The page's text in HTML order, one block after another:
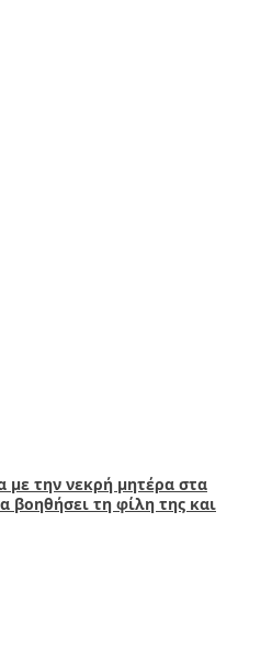
με την νεκρή μητέρα στα
βοηθήσει τη φίλη της και